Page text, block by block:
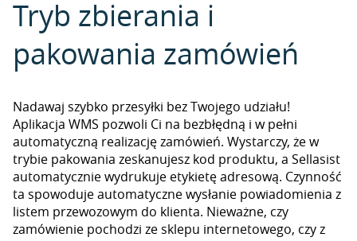
Tryb zbierania i
pakowania zamówień
Nadawaj szybko przesyłki bez Twojego udziału!
Aplikacja WMS pozwoli Ci na bezbłędną i w pełni
automatyczną realizację zamówień. Wystarczy, że w
trybie pakowania zeskanujesz kod produktu, a Sellasist
automatycznie wydrukuje etykietę adresową. Czynność
ta spowoduje automatyczne wysłanie powiadomienia z
listem przewozowym do klienta. Nieważne, czy
zamówienie pochodzi ze sklepu internetowego, czy z